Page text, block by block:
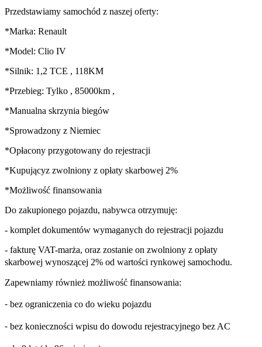
Przedstawiamy samochód z naszej oferty:
*Marka: Renault
*Model: Clio IV
*Silnik: 1,2 TCE , 118KM
*Przebieg: Tylko , 85000km ,
*Manualna skrzynia biegów
*Sprowadzony z Niemiec
*Opłacony przygotowany do rejestracji
*Kupującyz zwolniony z opłaty skarbowej 2%
*Możliwość finansowania
Do zakupionego pojazdu, nabywca otrzymuję:
- komplet dokumentów wymaganych do rejestracji pojazdu
- fakturę VAT-marża, oraz zostanie on zwolniony z opłaty
skarbowej wynoszącej 2% od wartości rynkowej samochodu.
Zapewniamy również możliwość finansowania:
⁃ bez ograniczenia co do wieku pojazdu
⁃ bez konieczności wpisu do dowodu rejestracyjnego bez AC